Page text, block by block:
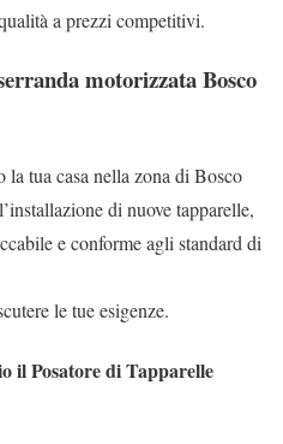
a prezzi competitivi.
motorizzata Bosco
la tua casa nella zona di Bosco
di nuove tapparelle,
e conforme agli standard di
le tue esigenze.
il Posatore di Tapparelle